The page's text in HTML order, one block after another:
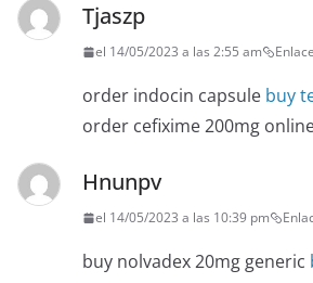
Tjaszp
el 14/05/2023 a las 2:55 am
order indocin capsule buy
order cefixime 200mg
Hnunpv
el 14/05/2023 a las 10:39 pm
buy nolvadex 20mg generic